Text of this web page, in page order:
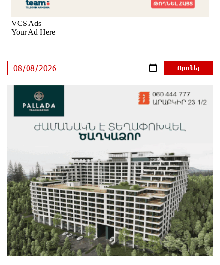
30-ը
14 րոպե առաջ
Փաշինյանն ու Թրամփը հեռախոսազրույց են
ունեցել
Չհանե´ս խաչդ, Հայաստան աշխարհ․ Ուժեղ
22 րոպե առաջ
Սիցիլիայի օդանավակայանը փակվել է Էթնա
հրաբխի ժայթքման պատճառով
23 րոպե առաջ
Հետվճարի փոխարեն՝ արժանապատիվ և ֆիքսված
թոշակ․ ինչու է գործող համակարգը սոցիալական